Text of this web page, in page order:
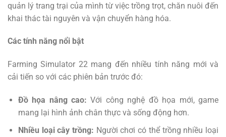
quản lý trang trại của mình từ việc trồng trọt, chăn nuôi đến
khai thác tài nguyên và vận chuyển hàng hóa.
Các tính năng nổi bật
Farming Simulator 22 mang đến nhiều tính năng mới và
cải tiến so với các phiên bản trước đó:
Đồ họa nâng cao:Với công nghệ đồ họa mới, game
mang lại hình ảnh chân thực và sống động hơn.
Nhiều loại cây trồng: Người chơi có thể trồng nhiều loại